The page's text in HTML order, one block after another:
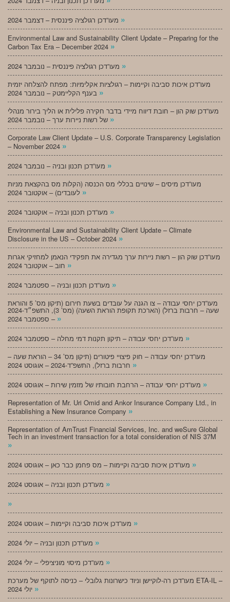
»
Environmental Law and Sustainability Client Update – Preparing for the
Carbon Tax Era – December 2024 »
»
מעו”דכן איכות סביבה וקיימות – רגולציות אקלימיות: מפתח להצלחה יזמית
»
מעו”דכן שוק הון – חובת דיווח מיידי בדבר חקירה פלילית או הליך בירור מנהלי
»
Corporate Law Client Update – U.S. Corporate Transparency Legislation
– November 2024 »
»
מעו”דכן מיסים – שינויים בכללי מס הכנסה (הקלות מס בהקצאת מניות
»
»
Environmental Law and Sustainability Client Update – Climate
Disclosure in the US – October 2024 »
מעו”דכן שוק הון – רשות ניירות ערך מגדירה את תפקידי הנאמן למחזיקי אגרות
»
»
מעו”דכן יחסי עבודה – צו הגנה על עובדים בשעת חירום (תיקון מס’ 5 והוראת
שעה – חרבות ברזל) (הארכת תקופת הוראת השעה) (מס’ 3), התשפ״ד-2024
– ספטמבר 2024 »
»
מעו”דכן יחסי עבודה – חוק פיצויי פיטורים (תיקון מס’ 34 – הוראת שעה –
»
»
Representation of Mr. Uri Omid and Ankor Insurance Company Ltd., in
Establishing a New Insurance Company »
Representation of AmTrust Financial Services, Inc. and weSure Global
Tech in an investment transaction for a total consideration of NIS 37M
»
»
»
»
»
»
»
מעו”דכן רה-לוקיישן וניוד כישרונות גלובלי – כניסה לתוקף של מערכת ETA-IL –
»